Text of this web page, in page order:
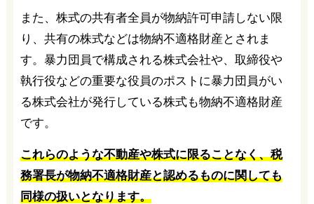
また、株式の共有者全員が物納許可申請しない限
り、共有の株式などは物納不適格財産とされま
す。暴力団員で構成される株式会社や、取締役や
執行役などの重要な役員のポストに暴力団員がい
る株式会社が発行している株式も物納不適格財産
です。
これらのような不動産や株式に限ることなく、税
務署長が物納不適格財産と認めるものに関しても
同様の扱いとなります。